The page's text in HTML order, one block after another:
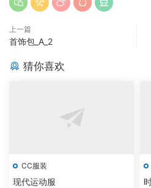
上一篇
首饰包_A_2
猜你喜欢
CC服装
现代运动服